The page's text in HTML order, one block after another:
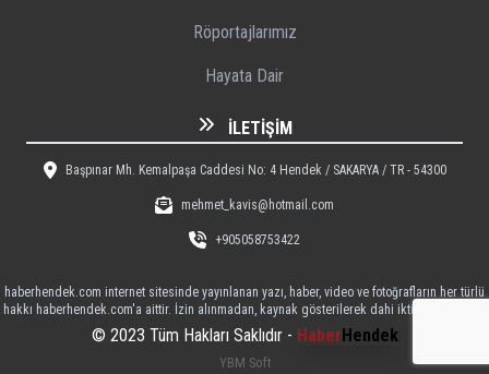
Röportajlarımız
Hayata Dair
İLETIŞIM
Başpınar Mh. Kemalpaşa Caddesi No: 4 Hendek / SAKARYA / TR - 54300
mehmet_kavis@hotmail.com
+905058753422
haberhendek.com internet sitesinde yayınlanan yazı, haber, video ve fotoğrafların her türlü
hakkı haberhendek.com'a aittir. İzin alınmadan, kaynak gösterilerek dahi iktibas edilemez
© 2023 Tüm Hakları Saklıdır - HaberHendek
YBM Soft